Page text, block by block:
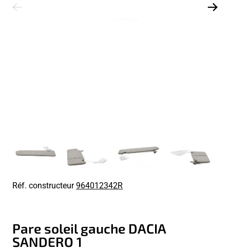
Réf. constructeur964012342R
Pare soleil gauche DACIA
SANDERO 1